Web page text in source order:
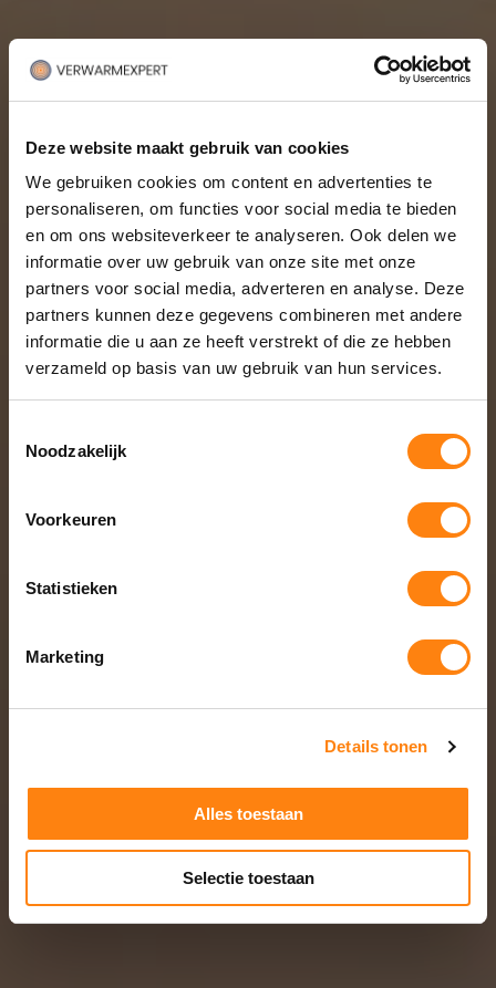
Deze website maakt gebruik van cookies
We gebruiken cookies om content en advertenties te
personaliseren, om functies voor social media te bieden
en om ons websiteverkeer te analyseren. Ook delen we
informatie over uw gebruik van onze site met onze
partners voor social media, adverteren en analyse. Deze
partners kunnen deze gegevens combineren met andere
informatie die u aan ze heeft verstrekt of die ze hebben
verzameld op basis van uw gebruik van hun services.
Noodzakelijk
Voorkeuren
Statistieken
Marketing
Details tonen
Alles toestaan
Selectie toestaan